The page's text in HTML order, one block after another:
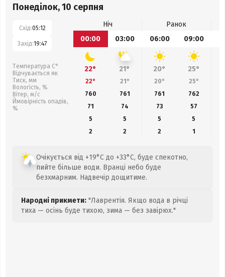
Понеділок, 10 серпня
Схід:05:12
Захід:19:47
Температура С°
Відчувається як
Тиск, мм
Вологість, %
Вітер, м/с
Ймовірність опадів,
%
Ніч
Ранок
00:00
03:00 06:00 09:00
22° 21° 20° 25°
22° 21° 20° 25°
760
761 761 762
71
74 73 57
5
5 5
5
2
2 2 1
Очікується від +19°C до +33°C, буде спекотно,
пийте більше води. Вранці небо буде
безхмарним. Надвечір дощитиме.
Народні прикмети: "Лаврентія. Якщо вода в річці
тиха — осінь буде тихою, зима — без завірюх."